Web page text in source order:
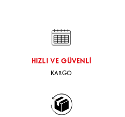
HIZLI VE GÜVENLİ
KARGO